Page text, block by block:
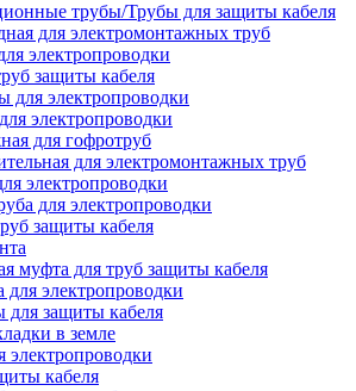
трубы/Трубы для защиты кабеля
для электромонтажных труб
электропроводки
защиты кабеля
для электропроводки
электропроводки
для гофротруб
для электромонтажных труб
электропроводки
для электропроводки
защиты кабеля
муфта для труб защиты кабеля
для электропроводки
для защиты кабеля
в земле
электропроводки
кабеля